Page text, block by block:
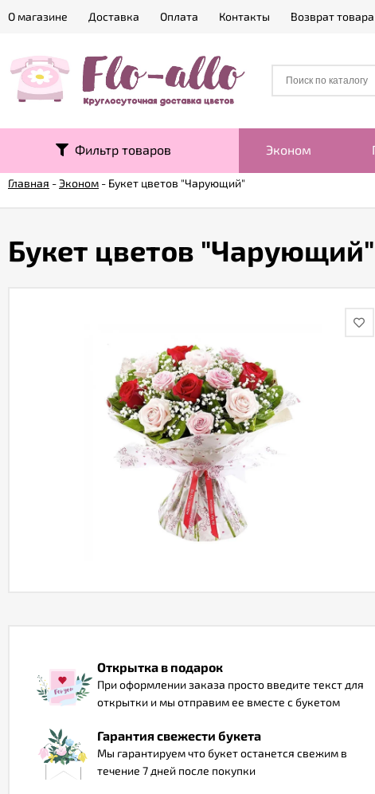
О магазине Доставка Оплата Контакты Возврат товара
Фильтр товаров Эконом
Главная -Эконом - Букет цветов "Чарующий"
Букет цветов "Чарующий"
Открытка в подарок
При оформлении заказа просто введите текст для
открытки и мы отправим ее вместе с букетом
Гарантия свежести букета
Мы гарантируем что букет останется свежим в
течение 7 дней после покупки